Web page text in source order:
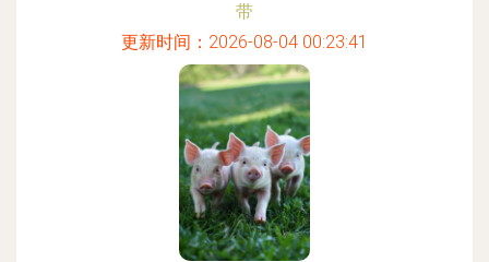
带
更新时间：2026-08-04 00:23:41